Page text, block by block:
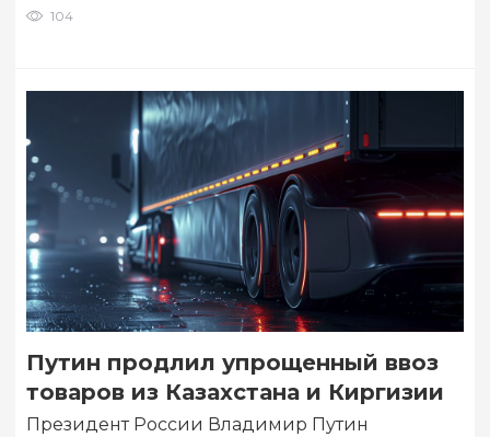
104
Путин продлил упрощенный ввоз
товаров из Казахстана и Киргизии
Президент России Владимир Путин